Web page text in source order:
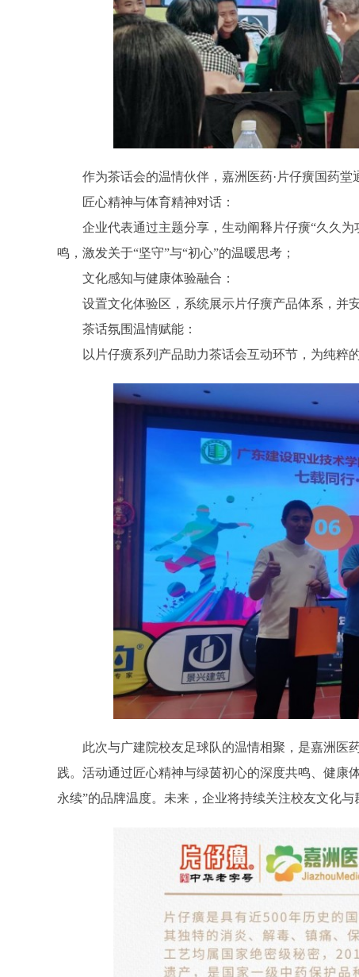
作为茶话会的温情伙伴，嘉洲医药·片仔癀国药堂
匠心精神与体育精神对话：
企业代表通过主题分享，生动阐释片仔癀“久久
鸣，激发关于“坚守”与“初心”的温暖思考；
文化感知与健康体验融合：
设置文化体验区，系统展示片仔癀产品体系，并
茶话氛围温情赋能：
以片仔癀系列产品助力茶话会互动环节，为纯粹
此次与广建院校友足球队的温情相聚，是嘉洲医
践。活动通过匠心精神与绿茵初心的深度共鸣、健康
永续”的品牌温度。未来，企业将持续关注校友文化